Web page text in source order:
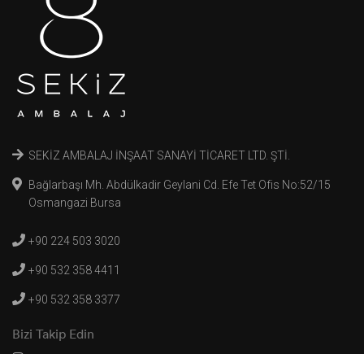
SEKİZ AMBALAJ İNŞAAT SANAYİ TİCARET LTD. ŞTİ.
Bağlarbaşı Mh. Abdülkadir Geylani Cd. Efe Tet Ofis No:52/15
Osmangazi Bursa
+90 224 503 3020
+90 532 358 4411
+90 532 358 3377
Bizi Takip Edin